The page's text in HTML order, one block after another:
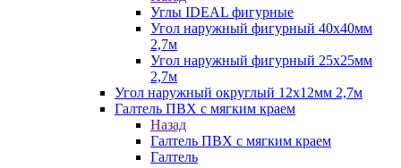
Углы IDEAL фигурные
Угол наружный фигурный 40х40мм
2,7м
Угол наружный фигурный 25х25мм
2,7м
Угол наружный округлый 12х12мм 2,7м
Галтель ПВХ с мягким краем
Назад
Галтель ПВХ с мягким краем
Галтель